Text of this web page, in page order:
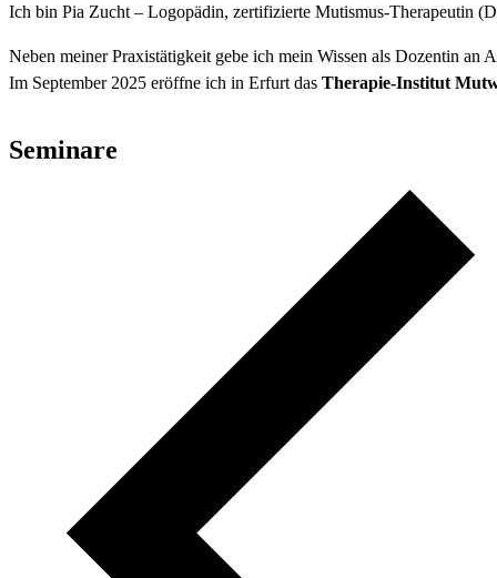
Ich bin Pia Zucht – Logopädin, zertifizierte Mutismus-Therapeutin
Neben meiner Praxistätigkeit gebe ich mein Wissen als Dozentin
Im September 2025 eröffne ich in Erfurt das Therapie-Institut
Seminare